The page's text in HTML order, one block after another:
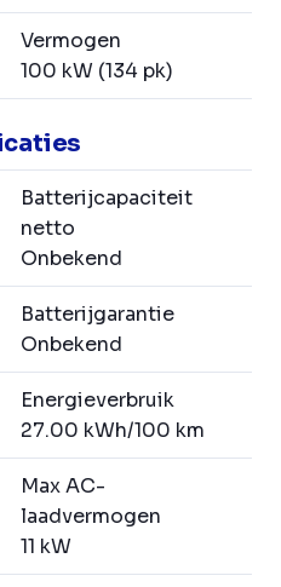
Vermogen
100 kW (134 pk)
Batterijcapaciteit
netto
Onbekend
Batterijgarantie
Onbekend
Energieverbruik
27.00 kWh/100 km
Max AC-
laadvermogen
11 kW